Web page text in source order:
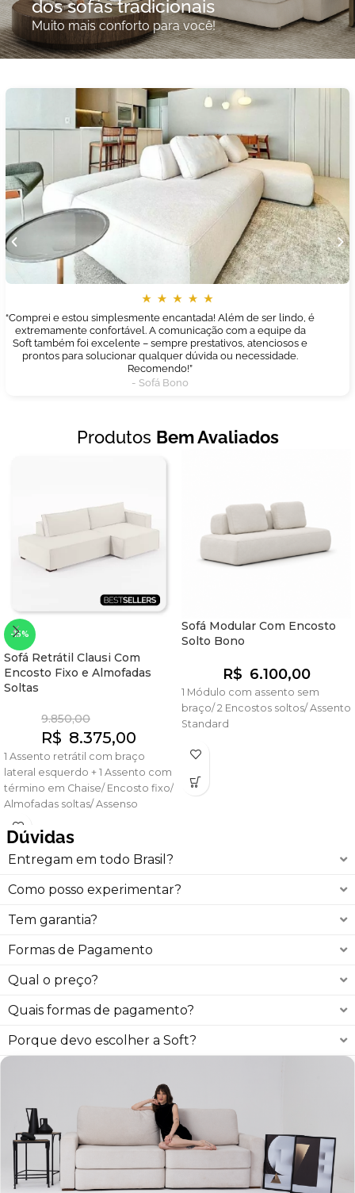
dos sofás tradicionais
Muito mais conforto para você!
“Comprei e estou simplesmente encantada! Além de ser lindo, é
extremamente confortável. A comunicação com a equipe da
Soft também foi excelente – sempre prestativos, atenciosos e
prontos para solucionar qualquer dúvida ou necessidade.
Recomendo!”
- Sofá Bono
Produtos Bem Avaliados
-15%
Sofá Retrátil Clausi Com
Encosto Fixo e Almofadas
Soltas
9.850,00
R$ 8.375,00
1 Assento retrátil com braço
lateral esquerdo + 1 Assento com
término em Chaise/ Encosto fixo/
Almofadas soltas/ Assenso
SuperMacio
Sofá Modular Com Encosto
Solto Bono
R$ 6.100,00
1 Módulo com assento sem
braço/ 2 Encostos soltos/ Assento
Standard
Dúvidas
Entregam em todo Brasil?
Como posso experimentar?
Tem garantia?
Formas de Pagamento
Qual o preço?
Quais formas de pagamento?
Porque devo escolher a Soft?